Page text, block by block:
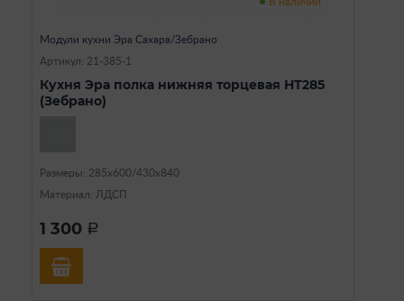
Модули кухни Эра Сахара/Зебрано
Артикул: 21-385-1
Кухня Эра полка нижняя торцевая НТ285
(Зебрано)
Размеры: 285х600/430х840
Материал: ЛДСП
1 300 a